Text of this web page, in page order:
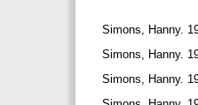
Simons, Hanny.
Simons, Hanny.
Simons, Hanny.